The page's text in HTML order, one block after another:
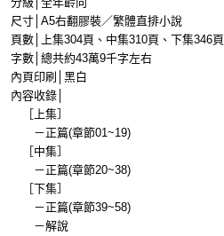
尺寸│A5右翻膠裝／繁體直排小說
頁數│上集304頁、中集310頁、下集346頁
字數│總共約43萬9千字左右
內頁印刷│黑白
內容收錄│
［上集］
－正篇(章節01~19)
［中集］
－正篇(章節20~38)
［下集］
－正篇(章節39~58)
－解說